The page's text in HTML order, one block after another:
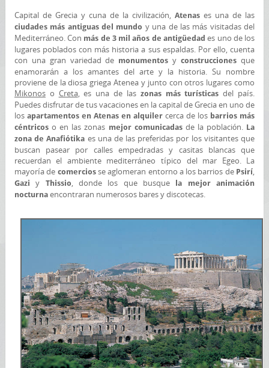
Capital de Grecia y cuna de la civilización,Atenases una de las
ciudades más antiguas del mundo y una de las más visitadas del
Mediterráneo. Con más de 3 mil años de antigüedad es uno de los
lugares poblados con más historia a sus espaldas. Por ello, cuenta
con una gran variedad de monumentosyconstruccionesque
enamorarán a los amantes del arte y la historia. Su nombre
proviene de la diosa griega Atenea y junto con otros lugares como
Mikonoso Creta, es una de las zonas más turísticas del país.
Puedes disfrutar de tus vacaciones en la capital de Grecia en uno de
los apartamentos en Atenas en alquiler cerca de los barrios más
céntricoso en las zonas mejor comunicadasde la población. La
zona de Anafiótika es una de las preferidas por los visitantes que
buscan pasear por calles empedradas y casitas blancas que
recuerdan el ambiente mediterráneo típico del mar Egeo. La
mayoría de comerciosse aglomeran entorno a los barrios de Psirí,
Gazi y Thissio, donde los que busque
la mejor animación
nocturnaencontraran numerosos bares y discotecas.